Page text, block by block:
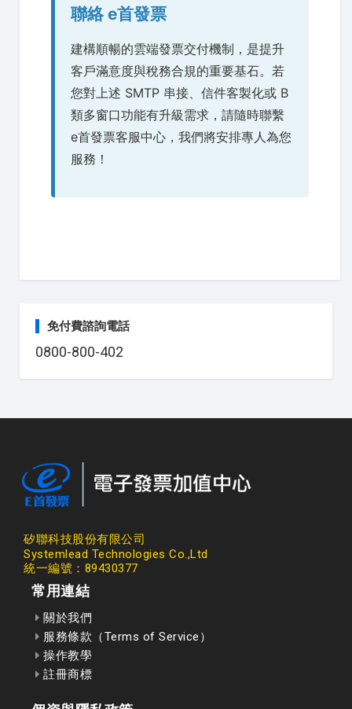
聯絡 e首發票
建構順暢的雲端發票交付機制，是提升
客戶滿意度與稅務合規的重要基石。若
您對上述 SMTP 串接、信件客製化或 B
類多窗口功能有升級需求，請隨時聯繫
e首發票客服中心，我們將安排專人為您
服務！
免付費諮詢電話
0800-800-402
矽聯科技股份有限公司
Systemlead Technologies Co.,Ltd
統一編號：89430377
常用連結
關於我們
服務條款（Terms of Service）
操作教學
註冊商標